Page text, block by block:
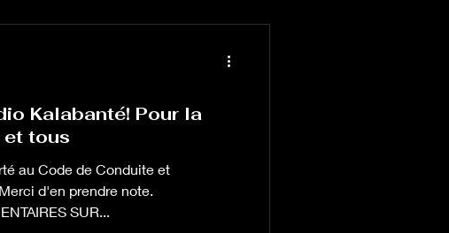
Kalabanté! Pour la
tous
et
d'en prendre note.
SUR...